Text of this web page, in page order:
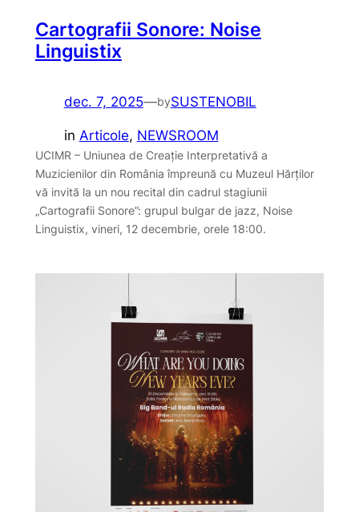
Cartografii Sonore: Noise
Linguistix
dec. 7, 2025—bySUSTENOBIL
in Articole, NEWSROOM
UCIMR – Uniunea de Creație Interpretativă a
Muzicienilor din România împreună cu Muzeul Hărților
vă invită la un nou recital din cadrul stagiunii
„Cartografii Sonore”: grupul bulgar de jazz, Noise
Linguistix, vineri, 12 decembrie, orele 18:00.